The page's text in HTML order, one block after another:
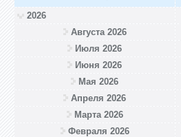
2026
Августа 2026
Июля 2026
Июня 2026
Мая 2026
Апреля 2026
Марта 2026
Февраля 2026